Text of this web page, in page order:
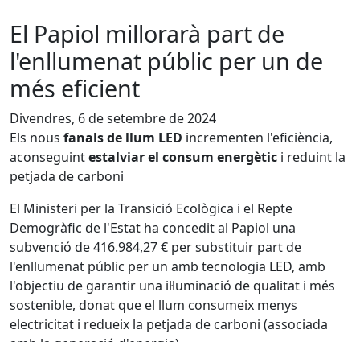
El Papiol millorarà part de
l'enllumenat públic per un de
més eficient
Divendres, 6 de setembre de 2024
Els nous fanals de llum LED incrementen l'eficiència,
aconseguintestalviar el consum energètic i reduint la
petjada de carboni
El Ministeri per la Transició Ecològica i el Repte
Demogràfic de l'Estat ha concedit al Papiol una
subvenció de 416.984,27 € per substituir part de
l'enllumenat públic per un amb tecnologia LED, amb
l'objectiu de garantir una il·luminació de qualitat i més
sostenible, donat que el llum consumeix menys
electricitat i redueix la petjada de carboni (associada